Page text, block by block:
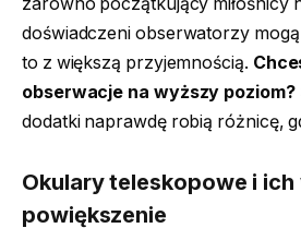
doświadczeni obserwatorzy
to z większą przyjemnością.
obserwacje na wyższy poziom?
dodatki naprawdę robią różnicę,
Okulary teleskopowe i ich
powiększenie